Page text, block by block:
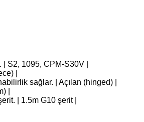
S2, 1095, CPM‑S30V |
|
sağlar. | Açılan (hinged) |
|
| 1.5m G10 şerit |